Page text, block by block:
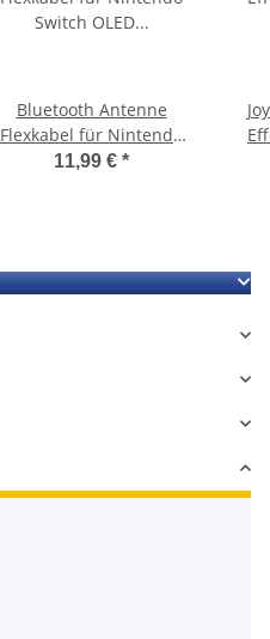
Bluetooth Antenne
Flexkabel für Nintendo
Switch OLED Konsole
11,99 € *